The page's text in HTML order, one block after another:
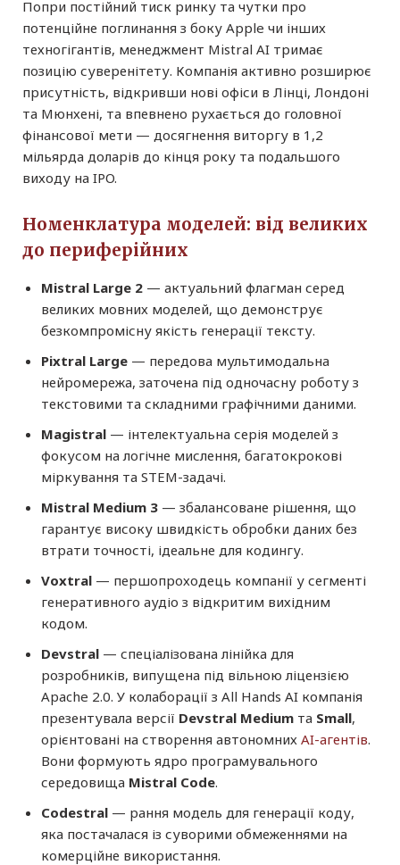
Попри постійний тиск ринку та чутки про
потенційне поглинання з боку Apple чи інших
техногігантів, менеджмент Mistral AI тримає
позицію суверенітету. Компанія активно розширює
присутність, відкривши нові офіси в Лінці, Лондоні
та Мюнхені, та впевнено рухається до головної
фінансової мети — досягнення виторгу в 1,2
мільярда доларів до кінця року та подальшого
виходу на IPO.
Номенклатура моделей: від великих
до периферійних
Mistral Large 2 — актуальний флагман серед
великих мовних моделей, що демонструє
безкомпромісну якість генерації тексту.
Pixtral Large — передова мультимодальна
нейромережа, заточена під одночасну роботу з
текстовими та складними графічними даними.
Magistral — інтелектуальна серія моделей з
фокусом на логічне мислення, багатокрокові
міркування та STEM-задачі.
Mistral Medium 3 — збалансоване рішення, що
гарантує високу швидкість обробки даних без
втрати точності, ідеальне для кодингу.
Voxtral — першопроходець компанії у сегменті
генеративного аудіо з відкритим вихідним
кодом.
Devstral — спеціалізована лінійка для
розробників, випущена під вільною ліцензією
Apache 2.0. У колаборації з All Hands AI компанія
презентувала версії Devstral Medium та Small,
орієнтовані на створення автономних AI-агентів.
Вони формують ядро програмувального
середовища Mistral Code.
Codestral — рання модель для генерації коду,
яка постачалася із суворими обмеженнями на
комерційне використання.